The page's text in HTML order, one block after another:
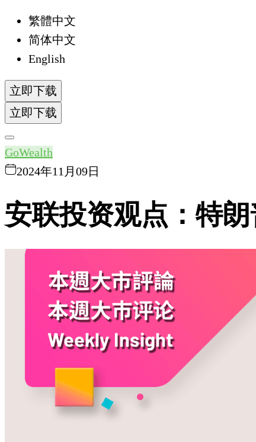
繁體中文
简体中文
English
立即下载
立即下载
GoWealth
2024年11月09日
安联投资观点：特